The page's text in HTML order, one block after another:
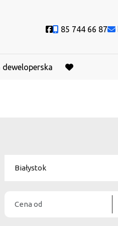
Social link
85 744 66 87
deweloperska
favorite